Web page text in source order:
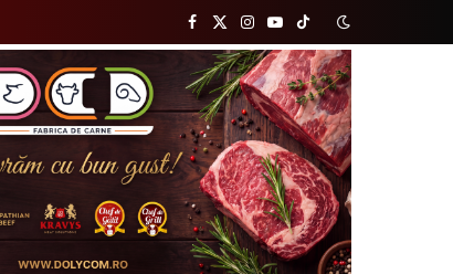
Facebook
X
(Twitter)
Instagram
YouTubeTikTok